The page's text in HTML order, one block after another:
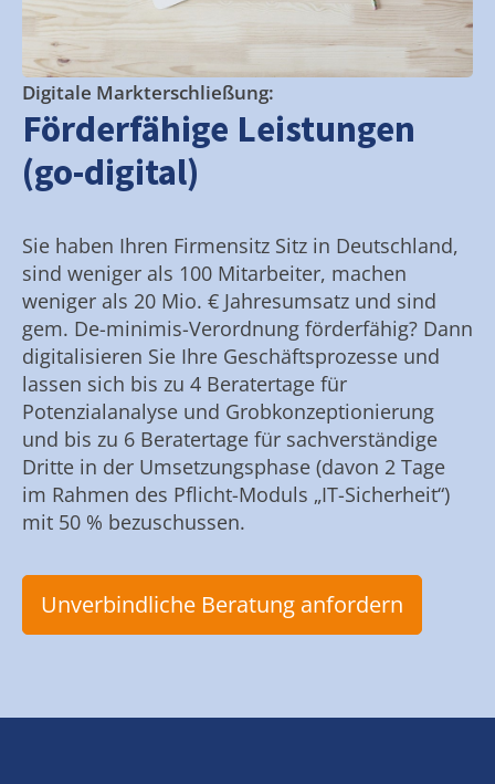
Digitale Markterschließung:
Förderfähige Leistungen
(go-digital)
Sie haben Ihren Firmensitz Sitz in Deutschland,
sind weniger als 100 Mitarbeiter, machen
weniger als 20 Mio. € Jahresumsatz und sind
gem. De-minimis-Verordnung förderfähig? Dann
digitalisieren Sie Ihre Geschäftsprozesse und
lassen sich bis zu 4 Beratertage für
Potenzialanalyse und Grobkonzeptionierung
und bis zu 6 Beratertage für sachverständige
Dritte in der Umsetzungsphase (davon 2 Tage
im Rahmen des Pflicht-Moduls „IT-Sicherheit“)
mit 50 % bezuschussen.
Unverbindliche Beratung anfordern